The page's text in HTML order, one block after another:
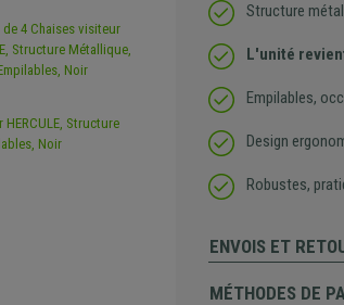
Structure
L'unité
Empilables,
Design
Robustes,
ENVOIS ET
MÉTHODES DE